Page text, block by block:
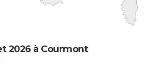
2026 à Courmont